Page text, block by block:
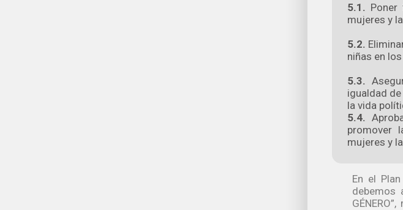
5.1.
mujeres y
5.2.
niñas en
5.3.
igualdad
la vida
5.4.
promover
mujeres y
En el
debemos